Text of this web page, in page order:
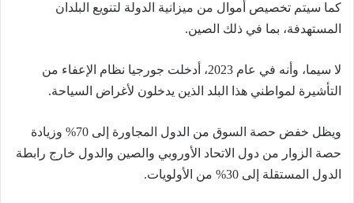
كما سيتم تخصيص أموال من ميزانية الدولة لتنويع البلدان
المستهدفة، بما في ذلك الصين.
لا سيما، وأنه في عام 2023، أدخلت جورجيا نظام الإعفاء من
التأشيرة لمواطني هذا البلد الذين يدخلون لأغراض السياحة.
ويظل خفض حصة السوق من الدول المجاورة إلى 70% وزيادة
حصة الزوار من دول الاتحاد الأوروبي والصين والدول خارج رابطة
الدول المستقلة إلى 30% من الأولويات.